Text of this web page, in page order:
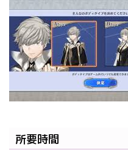
所要時間